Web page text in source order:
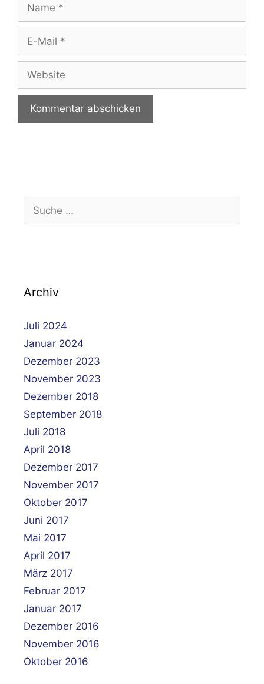
Website
nach:
Archiv
Juli 2024
Januar 2024
Dezember 2023
November 2023
Dezember 2018
September 2018
Juli 2018
April 2018
Dezember 2017
November 2017
Oktober 2017
Juni 2017
Mai 2017
April 2017
März 2017
Februar 2017
Januar 2017
Dezember 2016
November 2016
Oktober 2016